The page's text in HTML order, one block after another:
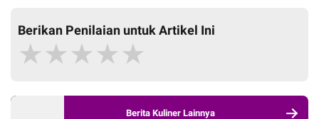
Berikan Penilaian untuk Artikel Ini
★★★★★
Berita Kuliner Lainnya